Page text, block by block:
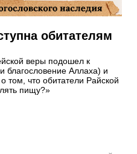
обитателям
веры подошел к
благословение Аллаха) и
том, что обитатели Райской
пищу?»